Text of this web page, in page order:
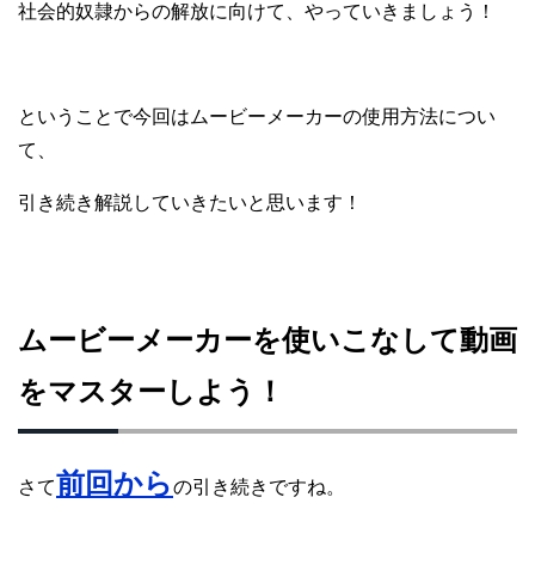
社会的奴隷からの解放に向けて、やっていきましょう！
ということで今回はムービーメーカーの使用方法につい
て、
引き続き解説していきたいと思います！
ムービーメーカーを使いこなして動画
をマスターしよう！
さて前回からの引き続きですね。